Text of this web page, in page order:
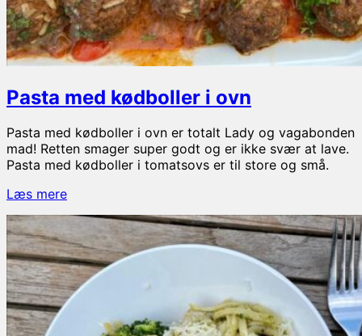
Pasta med kødboller i ovn
Pasta med kødboller i ovn er totalt Lady og vagabonden
mad! Retten smager super godt og er ikke svær at lave.
Pasta med kødboller i tomatsovs er til store og små.
Læs merePasta
kødboller
i
ovn